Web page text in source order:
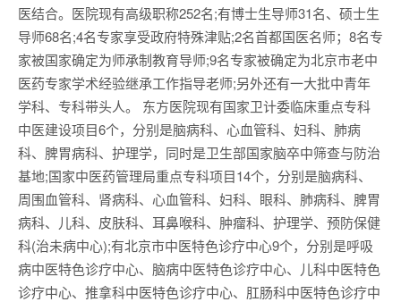
医结合。医院现有高级职称252名;有博士生导师31名、硕士生
导师68名;4名专家享受政府特殊津贴;2名首都国医名师；8名专
家被国家确定为师承制教育导师;9名专家被确定为北京市老中
医药专家学术经验继承工作指导老师;另外还有一大批中青年
学科、专科带头人。 东方医院现有国家卫计委临床重点专科
中医建设项目6个，分别是脑病科、心血管科、妇科、肺病
科、脾胃病科、护理学，同时是卫生部国家脑卒中筛查与防治
基地;国家中医药管理局重点专科项目14个，分别是脑病科、
周围血管科、肾病科、心血管科、妇科、眼科、肺病科、脾胃
病科、儿科、皮肤科、耳鼻喉科、肿瘤科、护理学、预防保健
科(治未病中心);有北京市中医特色诊疗中心9个，分别是呼吸
病中医特色诊疗中心、脑病中医特色诊疗中心、儿科中医特色
诊疗中心、推拿科中医特色诊疗中心、肛肠科中医特色诊疗中